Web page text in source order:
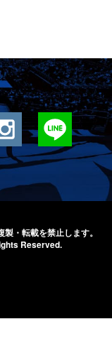
製・転載を禁止します。
Reserved.